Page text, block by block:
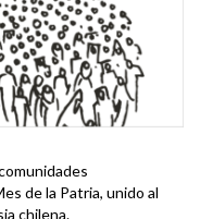
de la Patria, unido al
chilena.